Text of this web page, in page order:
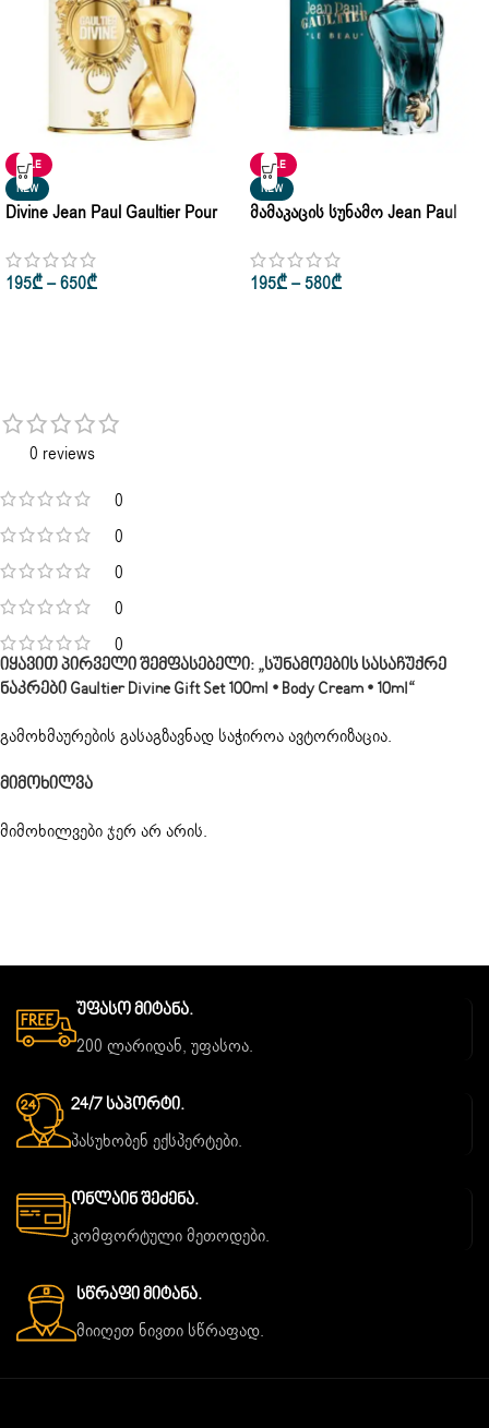
SALE
NEW
Divine Jean Paul Gaultier Pour
50ml • 100ml
195₾–650₾
SALE
NEW
Მამაკაცის Სუნამო Jean Paul
• 125ml
195₾–580₾
0 reviews
0
0
0
0
0
Მიმოხილვა
მიმოხილვები ჯერ არ არის.
Იყავით Პირველი Შემფასებელი: „სუნამოების Სასაჩუქრე
Ნაკრები Gaultier Divine Gift Set 100ml • Body Cream • 10ml“
გამოხმაურების გასაგზავნად საჭიროაავტორიზაცია.
Უფასო Მიტანა.
200 ლარიდან, უფასოა.
24/7 Საპორტი.
პასუხობენ ექსპერტები.
Ონლაინ Შეძენა.
კომფორტული მეთოდები.
Სწრაფი Მიტანა.
მიიღეთ ნივთი სწრაფად.